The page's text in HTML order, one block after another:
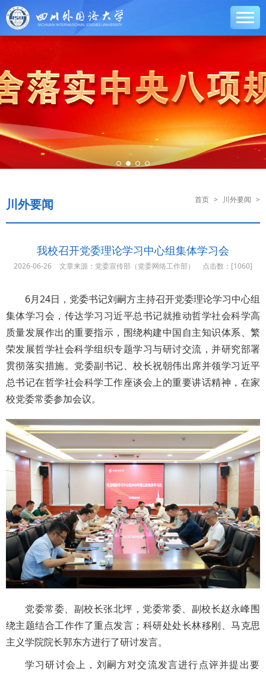
川外要闻 首页 > 川外要闻 >
我校召开党委理论学习中心组集体学习会
2026-06-26 文章来源：党委宣传部（党委网络工作部） 点击数：[1060]
6月24日，党委书记刘嗣方主持召开党委理论学习中心组
集体学习会，传达学习习近平总书记就推动哲学社会科学高
质量发展作出的重要指示，围绕构建中国自主知识体系、繁
荣发展哲学社会科学组织专题学习与研讨交流，并研究部署
贯彻落实措施。党委副书记、校长祝朝伟出席并领学习近平
总书记在哲学社会科学工作座谈会上的重要讲话精神，在家
校党委常委参加会议。
党委常委、副校长张北坪，党委常委、副校长赵永峰围
绕主题结合工作作了重点发言；科研处处长林移刚、马克思
主义学院院长郭东方进行了研讨发言。
学习研讨会上，刘嗣方对交流发言进行点评并提出要